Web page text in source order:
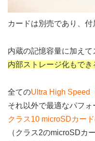
カードは別売であり、付
内蔵の記憶容量に加えて
内部ストレージ化もでき
全てのUltra High Speed
それ以外で最適なパフ
クラス10 microSDカー
（クラス2のmicroSDカ